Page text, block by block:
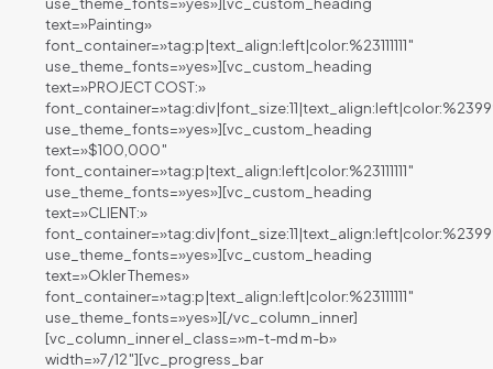
text=»Painting»
font_container=»tag:p|text_align:left|color:%23111111″
use_theme_fonts=»yes»][vc_custom_heading
text=»PROJECT COST:»
use_theme_fonts=»yes»][vc_custom_heading
text=»$100,000″
font_container=»tag:p|text_align:left|color:%23111111″
use_theme_fonts=»yes»][vc_custom_heading
text=»CLIENT:»
use_theme_fonts=»yes»][vc_custom_heading
text=»Okler Themes»
font_container=»tag:p|text_align:left|color:%23111111″
use_theme_fonts=»yes»][/vc_column_inner]
[vc_column_inner el_class=»m-t-md m-b»
width=»7/12″][vc_progress_bar